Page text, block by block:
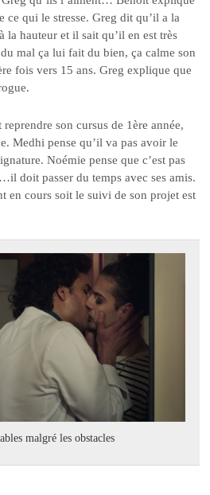
ce qui le stresse. Greg dit qu’il a la
hauteur et il sait qu’il en est très
mal ça lui fait du bien, ça calme son
fois vers 15 ans. Greg explique que
son cursus de 1ère année,
Medhi pense qu’il va pas avoir le
Noémie pense que c’est pas
doit passer du temps avec ses amis.
en cours soit le suivi de son projet est
malgré les obstacles